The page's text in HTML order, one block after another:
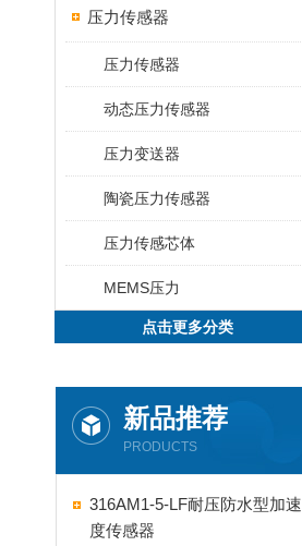
压力传感器
压力传感器
动态压力传感器
压力变送器
陶瓷压力传感器
压力传感芯体
MEMS压力
点击更多分类
新品推荐
PRODUCTS
316AM1-5-LF耐压防水型加速
度传感器